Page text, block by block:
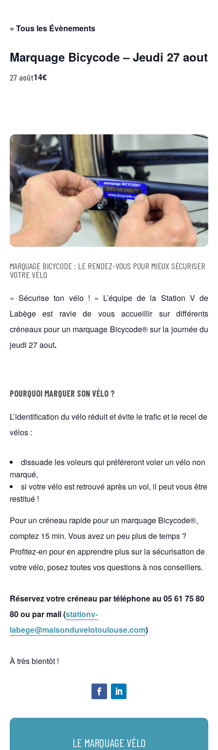
« Tous les Évènements
Marquage Bicycode – Jeudi 27 aout
27 août14€
MARQUAGE BICYCODE : LE RENDEZ-VOUS POUR MIEUX SÉCURISER
VOTRE VÉLO
« Sécurise ton vélo ! » L’équipe de la Station V de
Labège est ravie de vous accueillir sur différents
créneaux pour un marquage Bicycode® sur la journée du
jeudi 27 aout.
POURQUOI MARQUER SON VÉLO ?
L’identification du vélo réduit et évite le trafic et le recel de
vélos :
dissuade les voleurs qui préféreront voler un vélo non
marqué,
si votre vélo est retrouvé après un vol, il peut vous être
restitué !
Pour un créneau rapide pour un marquage Bicycode®,
comptez 15 min. Vous avez un peu plus de temps ?
Profitez-en pour en apprendre plus sur la sécurisation de
votre vélo, posez toutes vos questions à nos conseillers.
Réservez votre créneau par téléphone au 05 61 75 80
80 ou par mail (stationv-
labege@maisonduvelotoulouse.com)
À très bientôt !
LE MARQUAGE VÉLO